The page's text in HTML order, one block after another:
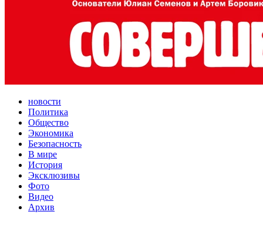
новости
Политика
Общество
Экономика
Безопасность
В мире
История
Эксклюзивы
Фото
Видео
Архив